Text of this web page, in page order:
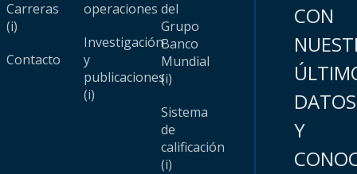
Carreras
(i)
Contacto
operaciones
Investigación
y
publicaciones
(i)
del
Grupo
Banco
Mundial
(i)
Sistema
de
calificación
(i)
CON
DATOS
Y